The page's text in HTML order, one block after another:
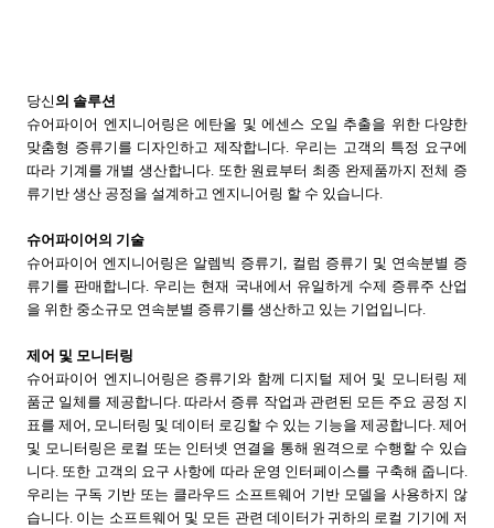
당신 의 솔루션
슈어파이어 엔지니어링은 에탄올 및 에센스 오일 추출을 위한 다양한
맞춤형 증류기를 디자인하고 제작합니다. 우리는 고객의 특정 요구에
따라 기계를 개별 생산합니다. 또한 원료부터 최종 완제품까지 전체 증
류기반 생산 공정을 설계하고 엔지니어링 할 수 있습니다.
슈어파이어의 기술
슈어파이어 엔지니어링은 알렘빅 증류기, 컬럼 증류기 및 연속분별 증
류기를 판매합니다. 우리는 현재 국내에서 유일하게 수제 증류주 산업
을 위한 중소규모 연속분별 증류기를 생산하고 있는 기업입니다.
제어 및 모니터링
슈어파이어 엔지니어링은 증류기와 함께 디지털 제어 및 모니터링 제
품군 일체를 제공합니다. 따라서 증류 작업과 관련된 모든 주요 공정 지
표를 제어, 모니터링 및 데이터 로깅할 수 있는 기능을 제공합니다. 제어
및 모니터링은 로컬 또는 인터넷 연결을 통해 원격으로 수행할 수 있습
니다. 또한 고객의 요구 사항에 따라 운영 인터페이스를 구축해 줍니다.
우리는 구독 기반 또는 클라우드 소프트웨어 기반 모델을 사용하지 않
습니다. 이는 소프트웨어 및 모든 관련 데이터가 귀하의 로컬 기기에 저